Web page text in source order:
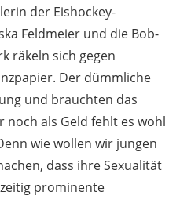
der Eishockey-
Feldmeier und die Bob-
räkeln sich gegen
Der dümmliche
und brauchten das
noch als Geld fehlt es wohl
wie wollen wir jungen
dass ihre Sexualität
prominente